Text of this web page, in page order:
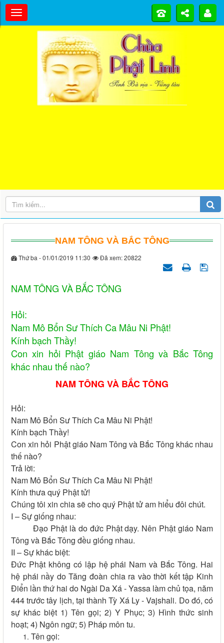
NAM TÔNG VÀ BẮC TÔNG
Thứ ba - 01/01/2019 11:30 Đã xem: 20822
NAM TÔNG VÀ BẮC TÔNG
Hỏi:
Nam Mô Bổn Sư Thích Ca Mâu Ni Phật!
Kính bạch Thầy!
Con xin hỏi Phật giáo Nam Tông và Bắc Tông
khác nhau thế nào?
NAM TÔNG VÀ BẮC TÔNG
Hỏi:
Nam Mô Bổn Sư Thích Ca Mâu Ni Phật!
Kính bạch Thầy!
Con xin hỏi Phật giáo Nam Tông và Bắc Tông khác nhau
thế nào?
Trả lời:
Nam Mô Bổn Sư Thích Ca Mâu Ni Phật!
Kính thưa quý Phật tử!
Chúng tôi xin chia sẽ cho quý Phật tử am hiểu đôi chút.
I – Sự giống nhau:
Đạo Phật là do đức Phật dạy. Nên Phật giáo Nam
Tông và Bắc Tông đều giống nhau.
II – Sự khác biệt:
Đức Phật không có lập hệ phái Nam và Bắc Tông. Hai
hệ phái nầy do Tăng đoàn chia ra vào thời kết tập Kinh
Điển lần thứ hai do Ngài Da Xá - Yassa làm chủ tọa, năm
444 trước tây lịch, tại thành Tỳ Xá Ly - Vajshali. Do đó, có
sự khác biệt 1) Tên gọi; 2) Y Phục; 3) Hình thức sinh
hoạt; 4) Ngôn ngữ; 5) Pháp môn tu.
Tên gọi: